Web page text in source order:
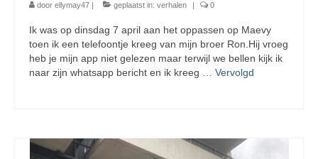
door ellymay47 | geplaatst in: verhalen | 0
Ik was op dinsdag 7 april aan het oppassen op Maevy
toen ik een telefoontje kreeg van mijn broer Ron.Hij vroeg
heb je mijn app niet gelezen maar terwijl we bellen kijk ik
naar zijn whatsapp bericht en ik kreeg … Vervolgd